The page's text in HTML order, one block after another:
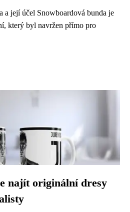
a její účel Snowboardová bunda je
který byl navržen přímo pro
najít originální dresy